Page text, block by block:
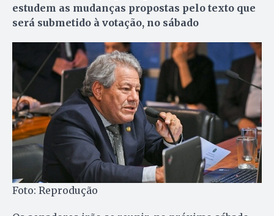
estudem as mudanças propostas pelo texto que
será submetido à votação, no sábado
Foto: Reprodução